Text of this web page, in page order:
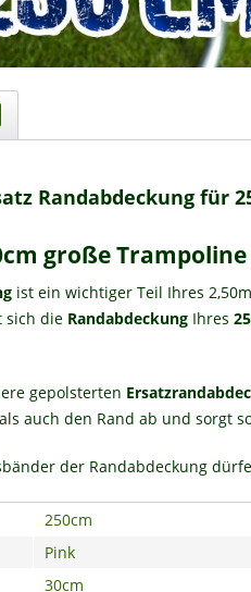
Randabdeckung für
große
ist ein wichtiger Teil Ihres
sich die Randabdeckung Ihres
gepolsterten
auch den Rand ab und sorgt
der Randabdeckung
250cm
Pink
30cm